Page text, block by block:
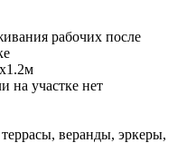
рабочих после
на участке нет
веранды, эркеры,